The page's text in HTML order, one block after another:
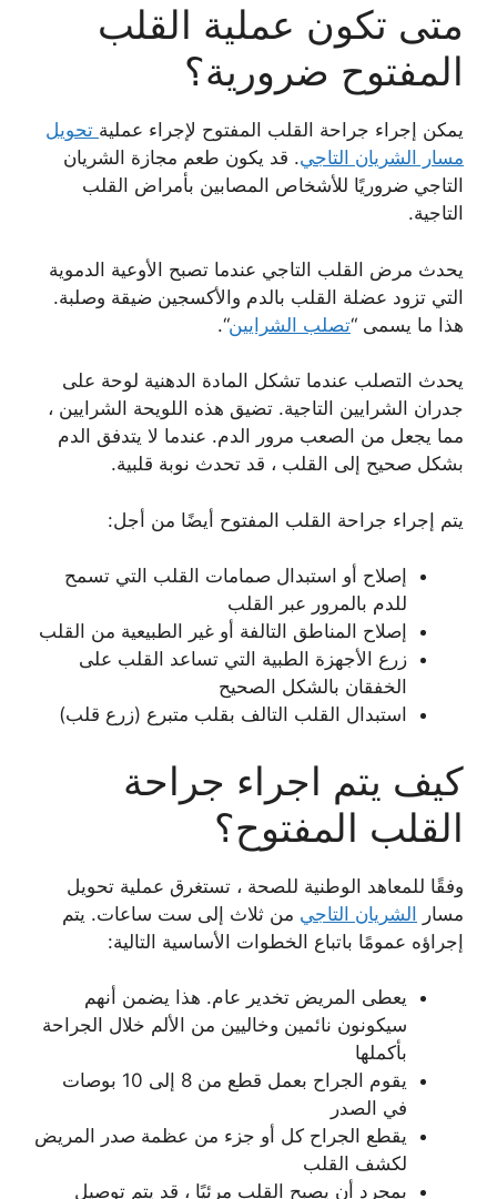
متى تكون عملية القلب
المفتوح ضرورية؟
يمكن إجراء جراحة القلب المفتوح لإجراء عملية تحويل
مسار الشريان التاجي. قد يكون طعم مجازة الشريان
التاجي ضروريًا للأشخاص المصابين بأمراض القلب
التاجية.
يحدث مرض القلب التاجي عندما تصبح الأوعية الدموية
التي تزود عضلة القلب بالدم والأكسجين ضيقة وصلبة.
هذا ما يسمى “تصلب الشرايين“.
يحدث التصلب عندما تشكل المادة الدهنية لوحة على
جدران الشرايين التاجية. تضيق هذه اللويحة الشرايين ،
مما يجعل من الصعب مرور الدم. عندما لا يتدفق الدم
بشكل صحيح إلى القلب ، قد تحدث نوبة قلبية.
يتم إجراء جراحة القلب المفتوح أيضًا من أجل:
إصلاح أو استبدال صمامات القلب التي تسمح
للدم بالمرور عبر القلب
إصلاح المناطق التالفة أو غير الطبيعية من القلب
زرع الأجهزة الطبية التي تساعد القلب على
الخفقان بالشكل الصحيح
استبدال القلب التالف بقلب متبرع (زرع قلب)
كيف يتم اجراء جراحة
القلب المفتوح؟
وفقًا للمعاهد الوطنية للصحة ، تستغرق عملية تحويل
مسار الشريان التاجي من ثلاث إلى ست ساعات. يتم
إجراؤه عمومًا باتباع الخطوات الأساسية التالية:
يعطى المريض تخدير عام. هذا يضمن أنهم
سيكونون نائمين وخاليين من الألم خلال الجراحة
بأكملها
يقوم الجراح بعمل قطع من 8 إلى 10 بوصات
في الصدر
يقطع الجراح كل أو جزء من عظمة صدر المريض
لكشف القلب
بمجرد أن يصبح القلب مرئيًا ، قد يتم توصيل